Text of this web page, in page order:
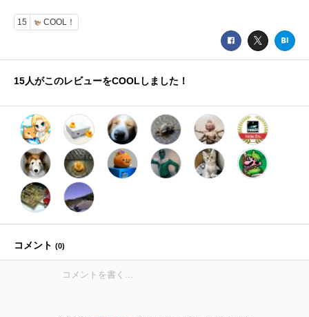
15 COOL！
15人がこのレビューをCOOLしました！
コメント (0)